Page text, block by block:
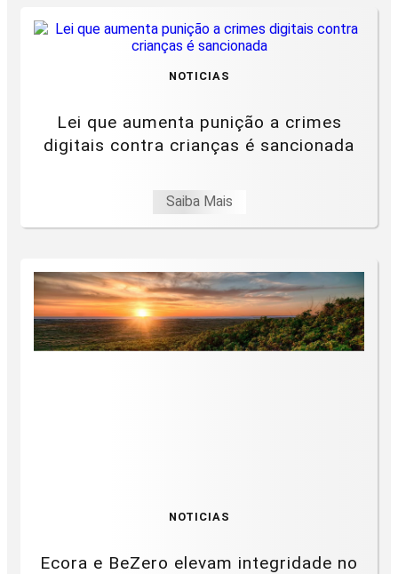
NOTICIAS
Lei que aumenta punição a crimes
digitais contra crianças é sancionada
Saiba Mais
NOTICIAS
Ecora e BeZero elevam integridade no